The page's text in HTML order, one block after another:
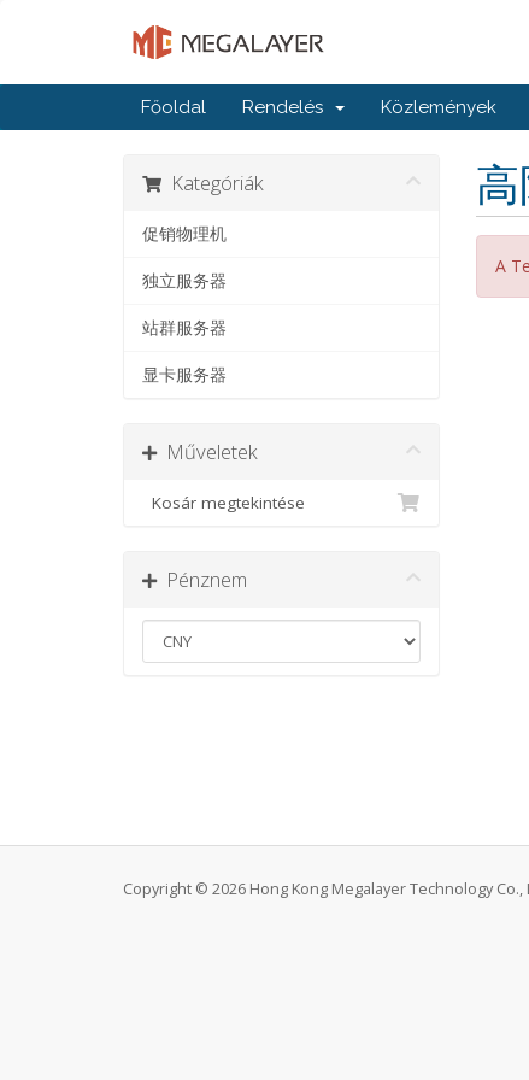
Főoldal Rendelés Közlemények
A
Kategóriák
促销物理机
独立服务器
站群服务器
显卡服务器
Műveletek
Kosár megtekintése
Pénznem
Copyright © 2026 Hong Kong Megalayer Technology Co.,